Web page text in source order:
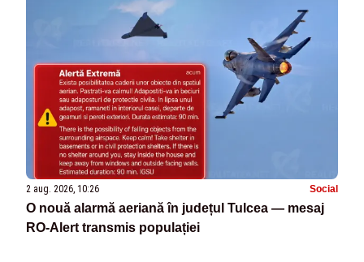
2 aug. 2026, 10:26 Social
O nouă alarmă aeriană în județul Tulcea — mesaj
RO-Alert transmis populației